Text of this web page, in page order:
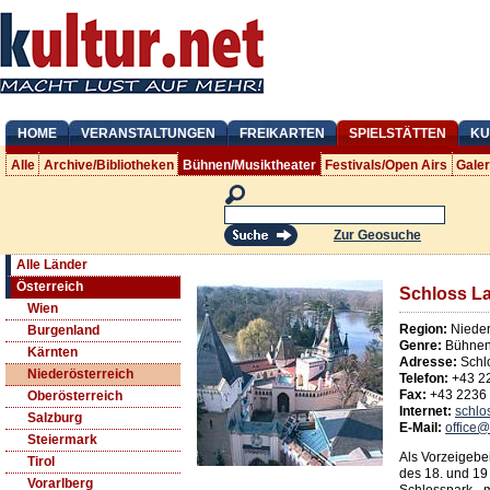
HOME VERANSTALTUNGEN FREIKARTEN SPIELSTÄTTEN
Alle Archive/Bibliotheken Bühnen/Musiktheater Festivals/Open Airs
Zur Geosuche
Alle Länder
Österreich
Wien
Burgenland
Kärnten
Niederösterreich
Oberösterreich
Salzburg
Steiermark
Tirol
Vorarlberg
Schloss
Region:
Genre:
Adresse:
Telefon: +43
Fax: +43 2236
Internet:
E-Mail:
Als
des 18. und